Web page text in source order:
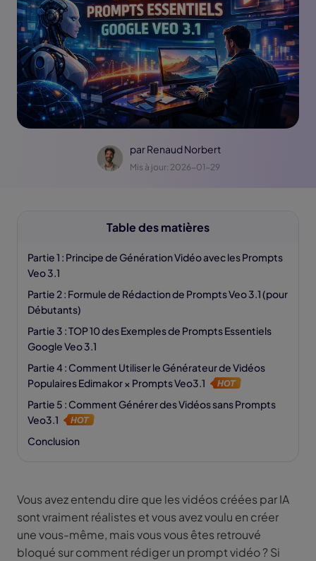
parRenaud Norbert
Mis à jour: 2026-01-29
Table des matières
Partie 1 : Principe de Génération Vidéo avec les Prompts
Veo 3.1
Partie 2 : Formule de Rédaction de Prompts Veo 3.1 (pour
Débutants)
Partie 3 : TOP 10 des Exemples de Prompts Essentiels
Google Veo 3.1
Partie 4 : Comment Utiliser le Générateur de Vidéos
Populaires Edimakor × Prompts Veo3.1
Partie 5 : Comment Générer des Vidéos sans Prompts
Veo3.1
Conclusion
Vous avez entendu dire que les vidéos créées par IA
sont vraiment réalistes et vous avez voulu en créer
une vous-même, mais vous vous êtes retrouvé
bloqué sur comment rédiger un prompt vidéo ? Si